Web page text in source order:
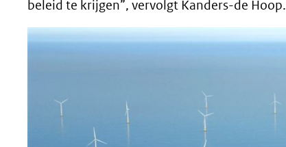
beleid te krijgen”, vervolgt Kanders-de Hoop.